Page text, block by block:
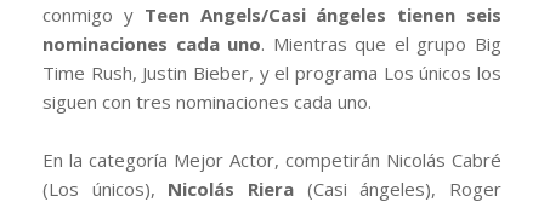
conmigo y Teen Angels/Casi ángeles tienen seis
nominaciones cada uno. Mientras que el grupo Big
Time Rush, Justin Bieber, y el programa Los únicos los
siguen con tres nominaciones cada uno.
En la categoría Mejor Actor, competirán Nicolás Cabré
(Los únicos), Nicolás Riera (Casi ángeles), Roger